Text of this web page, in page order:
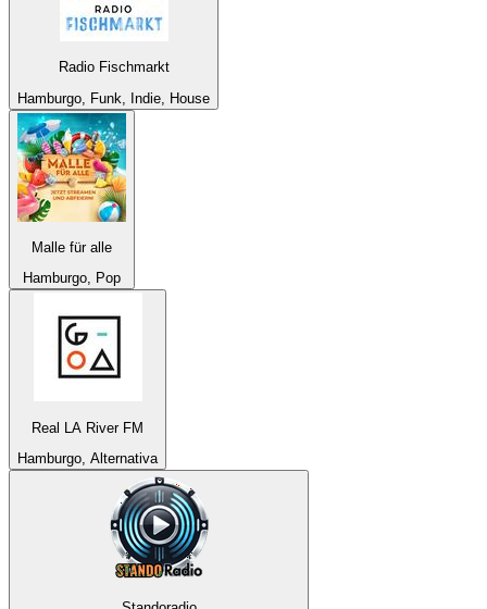
Radio Fischmarkt
Hamburgo, Funk, Indie, House
Malle für alle
Hamburgo, Pop
Real LA River FM
Hamburgo, Alternativa